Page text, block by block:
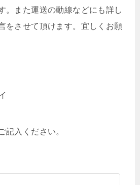
。また運送の動線などにも詳し
をさせて頂けます。宜しくお願
入ください。